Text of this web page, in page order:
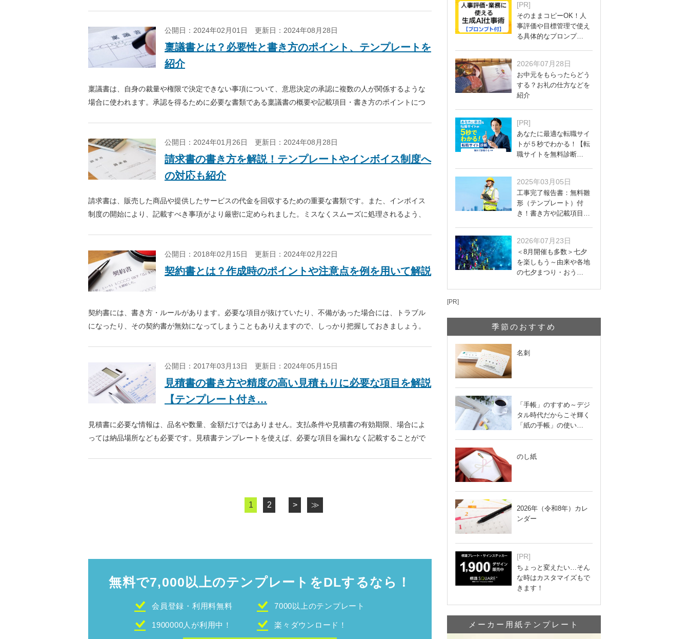
公開日：2024年02月01日 更新日：2024年08月28日
稟議書とは？必要性と書き方のポイント、テンプレートを
紹介
稟議書は、自身の裁量や権限で決定できない事項について、意思決定の承認に複数の人が関係するような
場合に使われます。承認を得るために必要な書類である稟議書の概要や記載項目・書き方のポイントにつ
公開日：2024年01月26日 更新日：2024年08月28日
請求書の書き方を解説！テンプレートやインボイス制度へ
の対応も紹介
請求書は、販売した商品や提供したサービスの代金を回収するための重要な書類です。また、インボイス
制度の開始により、記載すべき事項がより厳密に定められました。ミスなくスムーズに処理されるよう、
公開日：2018年02月15日 更新日：2024年02月22日
契約書とは？作成時のポイントや注意点を例を用いて解説
契約書には、書き方・ルールがあります。必要な項目が抜けていたり、不備があった場合には、トラブル
になったり、その契約書が無効になってしまうこともありえますので、しっかり把握しておきましょう。
公開日：2017年03月13日 更新日：2024年05月15日
見積書の書き方や精度の高い見積もりに必要な項目を解説
【テンプレート付き…
見積書に必要な情報は、品名や数量、金額だけではありません。支払条件や見積書の有効期限、場合によ
っては納品場所なども必要です。見積書テンプレートを使えば、必要な項目を漏れなく記載することがで
1 2 > ≫
無料で7,000以上のテンプレートをDLするなら！
会員登録・利用料無料 7000以上のテンプレート
1900000人が利用中！ 楽々ダウンロード！
[PR]
そのままコピーOK！人
事評価や目標管理で使え
る具体的なプロンプ…
2026年07月28日
お中元をもらったらどう
する？お礼の仕方などを
紹介
[PR]
あなたに最適な転職サイ
トが５秒でわかる！【転
職サイトを無料診断…
2025年03月05日
工事完了報告書：無料雛
形（テンプレート）付
き！書き方や記載項目…
2026年07月23日
＜8月開催も多数＞七夕
を楽しもう～由来や各地
の七夕まつり・おう…
[PR]
季節のおすすめ
名刺
「手帳」のすすめ～デジ
タル時代だからこそ輝く
「紙の手帳」の使い…
のし紙
2026年（令和8年）カレ
ンダー
[PR]
ちょっと変えたい…そん
な時はカスタマイズもで
きます！
メーカー用紙テンプレート